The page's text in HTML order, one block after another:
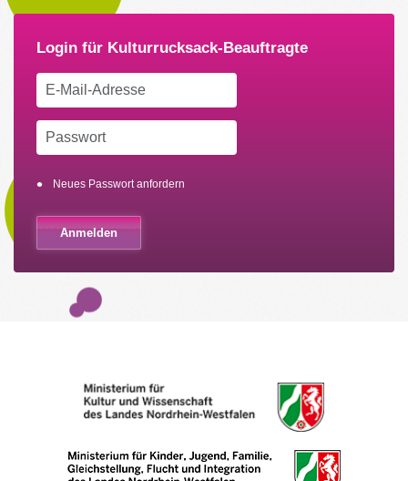
Neues Passwort anfordern